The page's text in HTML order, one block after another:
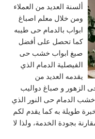
ألسنة العديد من العملاء
ومن خلال معلم اصباغ
ابواب بالدمام حى طيبه
كما تحصل على أفضل
صبغ ابواب خشب حى
الفيصلية الدمام الذي
يقدمه العديد من
الزهور و صباغ دواليب
الدمام حى النور الذي
طويلة به كما يقدم لكم
بجودة الخدمة، ولذا لا